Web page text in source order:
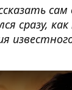
сам
сразу, как